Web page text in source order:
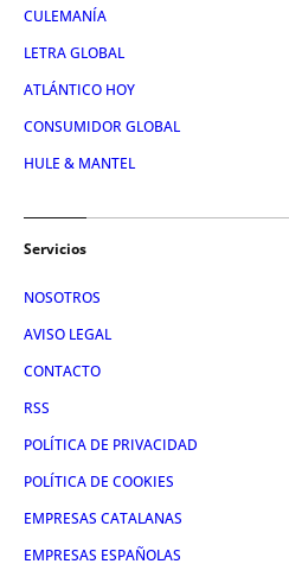
CULEMANÍA
LETRA GLOBAL
ATLÁNTICO HOY
CONSUMIDOR GLOBAL
HULE & MANTEL
Servicios
NOSOTROS
AVISO LEGAL
CONTACTO
RSS
POLÍTICA DE PRIVACIDAD
POLÍTICA DE COOKIES
EMPRESAS CATALANAS
EMPRESAS ESPAÑOLAS